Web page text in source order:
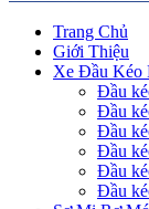
Trang Chủ
Giới Thiệu
Xe Đầu Kéo
Đầu
Đầu
Đầu
Đầu
Đầu
Đầu